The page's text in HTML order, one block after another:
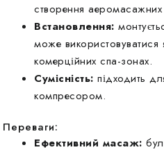
створення
Встановлення:
може використовуватися
комерційних спа-зонах.
Сумісність: підходить
компресором.
Переваги:
Ефективний масаж: